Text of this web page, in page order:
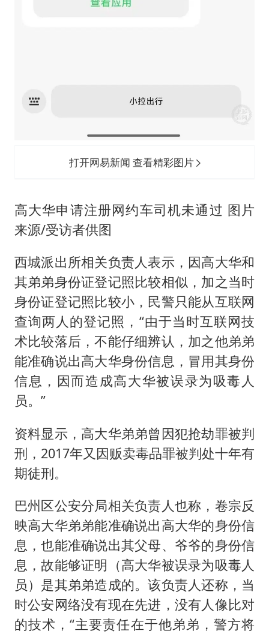
打开网易新闻 查看精彩图片
高大华申请注册网约车司机未通过 图片
来源/受访者供图
西城派出所相关负责人表示，因高大华和
其弟弟身份证登记照比较相似，加之当时
身份证登记照比较小，民警只能从互联网
查询两人的登记照，“由于当时互联网技
术比较落后，不能仔细辨认，加之他弟弟
能准确说出高大华身份信息，冒用其身份
信息，因而造成高大华被误录为吸毒人
员。”
资料显示，高大华弟弟曾因犯抢劫罪被判
刑，2017年又因贩卖毒品罪被判处十年有
期徒刑。
巴州区公安分局相关负责人也称，卷宗反
映高大华弟弟能准确说出高大华的身份信
息，也能准确说出其父母、爷爷的身份信
息，故能够证明（高大华被误录为吸毒人
员）是其弟弟造成的。该负责人还称，当
时公安网络没有现在先进，没有人像比对
的技术，“主要责任在于他弟弟，警方将